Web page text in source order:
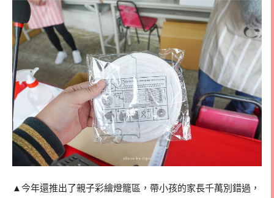
▲今年還推出了親子彩繪燈籠區，帶小孩的家長千萬別錯過，